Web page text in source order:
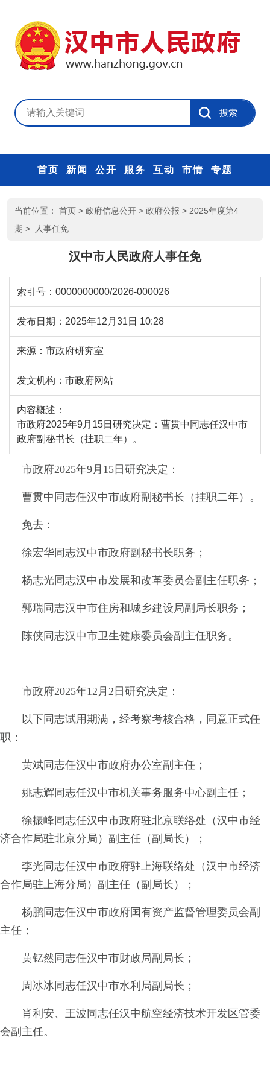
首页 新闻 公开 服务 互动 市情 专题
当前位置： 首页 > 政府信息公开 > 政府公报 > 2025年度第4
期 > 人事任免
汉中市人民政府人事任免
索引号： 0000000000/2026-000026
发布日期： 2025年12月31日 10:28
来源： 市政府研究室
发文机构： 市政府网站
内容概述：
市政府2025年9月15日研究决定：曹贯中同志任汉中市
政府副秘书长（挂职二年）。
市政府2025年9月15日研究决定：
曹贯中同志任汉中市政府副秘书长（挂职二年）。
免去：
徐宏华同志汉中市政府副秘书长职务；
杨志光同志汉中市发展和改革委员会副主任职务；
郭瑞同志汉中市住房和城乡建设局副局长职务；
陈侠同志汉中市卫生健康委员会副主任职务。
市政府2025年12月2日研究决定：
以下同志试用期满，经考察考核合格，同意正式任
职：
黄斌同志任汉中市政府办公室副主任；
姚志辉同志任汉中市机关事务服务中心副主任；
徐振峰同志任汉中市政府驻北京联络处（汉中市经
济合作局驻北京分局）副主任（副局长）；
李光同志任汉中市政府驻上海联络处（汉中市经济
合作局驻上海分局）副主任（副局长）；
杨鹏同志任汉中市政府国有资产监督管理委员会副
主任；
黄钇然同志任汉中市财政局副局长；
周冰冰同志任汉中市水利局副局长；
肖利安、王波同志任汉中航空经济技术开发区管委
会副主任。